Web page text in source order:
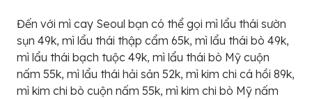
Đến với mì cay Seoul bạn có thể gọi mì lẩu thái sườn
sụn 49k, mì lẩu thái thập cẩm 65k, mì lẩu thái bò 49k,
mì lẩu thái bạch tuộc 49k, mì lẩu thái bò Mỹ cuộn
nấm 55k, mì lẩu thái hải sản 52k, mì kim chi cá hồi 89k,
mì kim chi bò cuộn nấm 55k, mì kim chi bò Mỹ nấm